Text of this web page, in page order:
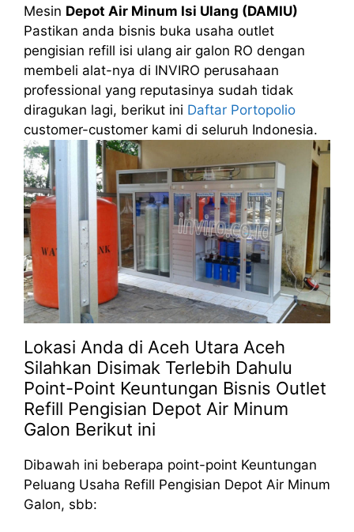
Mesin Depot Air Minum Isi Ulang (DAMIU)
Pastikan anda bisnis buka usaha outlet
pengisian refill isi ulang air galon RO dengan
membeli alat-nya di INVIRO perusahaan
professional yang reputasinya sudah tidak
diragukan lagi, berikut ini Daftar Portopolio
customer-customer kami di seluruh Indonesia.
Lokasi Anda di Aceh Utara Aceh
Silahkan Disimak Terlebih Dahulu
Point-Point Keuntungan Bisnis Outlet
Refill Pengisian Depot Air Minum
Galon Berikut ini
Dibawah ini beberapa point-point Keuntungan
Peluang Usaha Refill Pengisian Depot Air Minum
Galon, sbb: